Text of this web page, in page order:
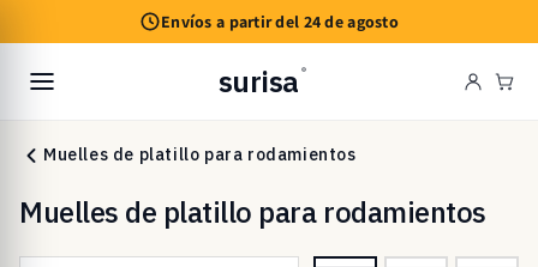
al contenido
Envíos a partir del 24 de agosto
surisa ®
Muelles de platillo para rodamientos
Muelles de platillo para rodamientos